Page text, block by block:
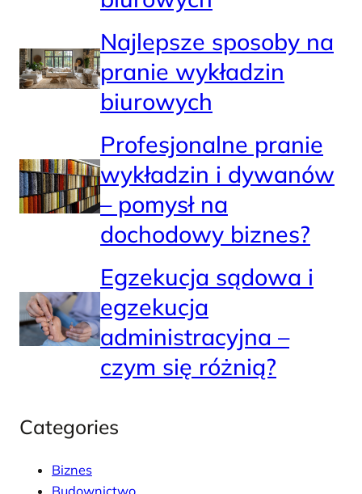
Najlepsze sposoby na
pranie wykładzin
biurowych
Profesjonalne pranie
wykładzin i dywanów
– pomysł na
dochodowy biznes?
Egzekucja sądowa i
egzekucja
administracyjna –
czym się różnią?
Categories
Biznes
Budownictwo